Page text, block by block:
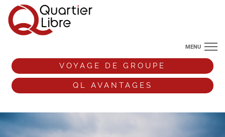
MENU
NOS DESTINATIONS
ANGLETERRE
VOS ENVIES DE VOYAGE
+33 (0)9 72 38 52 44
VOYAGE DE GROUPE
VOYAGE DE GROUPE
QL AVANTAGES